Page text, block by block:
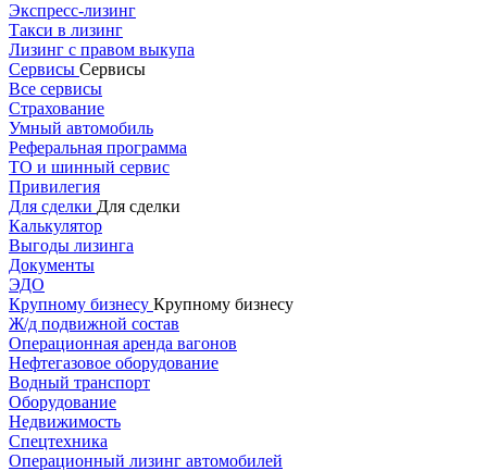
Экспресс-лизинг
Такси в лизинг
Лизинг с правом выкупа
Сервисы Сервисы
Все сервисы
Страхование
Умный автомобиль
Реферальная программа
ТО и шинный сервис
Привилегия
Для сделки Для сделки
Калькулятор
Выгоды лизинга
Документы
ЭДО
Крупному бизнесу Крупному бизнесу
Ж/д подвижной состав
Операционная аренда вагонов
Нефтегазовое оборудование
Водный транспорт
Оборудование
Недвижимость
Спецтехника
Операционный лизинг автомобилей